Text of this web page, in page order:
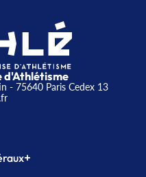
d'Athlétisme
- 75640 Paris Cedex 13
+